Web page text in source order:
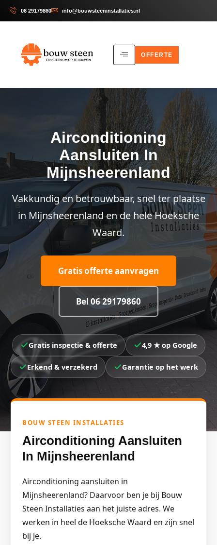
06 29179860 info@bouwsteeninstallaties.nl
OFFERTE
Airconditioning
Aansluiten In
Mijnsheerenland
Vakkundig en betrouwbaar, snel ter plaatse
in Mijnsheerenland en de hele Hoeksche
Waard.
Gratis offerte aanvragen
Bel 06 29179860
Gratis inspectie & offerte 4,9 ★ op Google
Erkend & verzekerd Garantie op het werk
BOUW STEEN INSTALLATIES
Airconditioning Aansluiten
In Mijnsheerenland
Airconditioning aansluiten in
Mijnsheerenland? Daarvoor ben je bij Bouw
Steen Installaties aan het juiste adres. We
werken in heel de Hoeksche Waard en zijn snel
bij je.